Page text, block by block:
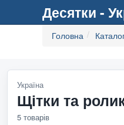
Десятки -
Головна
Україна
Щітки та
5 товарів